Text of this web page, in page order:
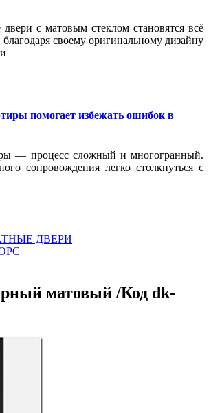
с матовым стеклом становятся всё
своему оригинальному дизайну
помогает избежать ошибок в
— процесс сложный и многогранный.
сопровождения легко столкнуться с
ДВЕРИ
матовый /Код dk-